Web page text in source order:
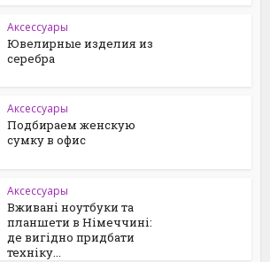
Аксессуары
Ювелирные изделия из
серебра
Аксессуары
Подбираем женскую
сумку в офис
Аксессуары
Вживані ноутбуки та
планшети в Німеччині:
де вигідно придбати
техніку...